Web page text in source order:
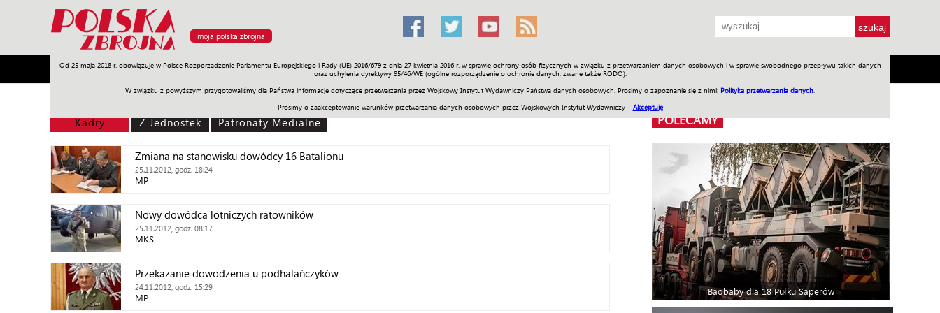
moja polska zbrojna
Od 25 maja 2018 r. obowiązuje w Polsce Rozporządzenie Parlamentu Europejskiego i Rady (UE) 2016/679 z dnia 27 kwietnia 2016 r. w sprawie ochrony osób fizycznych w związku z przetwarzaniem danych osobowych i w sprawie swobodnego przepływu takich danych
oraz uchylenia dyrektywy 95/46/WE (ogólne rozporządzenie o ochronie danych, zwane także RODO).
W związku z powyższym przygotowaliśmy dla Państwa informacje dotyczące przetwarzania przez Wojskowy Instytut Wydawniczy Państwa danych osobowych. Prosimy o zapoznanie się z nimi: Polityka przetwarzania danych
Prosimy o zaakceptowanie warunków przetwarzania danych osobowych przez Wojskowych Instytut Wydawniczy – Akceptuję
Armia Poligon Sprzęt Misje Polityka Prawo Świat Społeczność Sport Historia Galerie Wideo ENGLISH SKLEP Jednodniówki Praca w WIW
Kadry Z Jednostek Patronaty Medialne
Zmiana na stanowisku dowódcy 16 Batalionu
25.11.2012, godz. 18:24
MP
Nowy dowódca lotniczych ratowników
25.11.2012, godz. 08:17
MKS
Przekazanie dowodzenia u podhalańczyków
24.11.2012, godz. 15:29
MP
POLECAMY
Baobaby dla 18 Pułku Saperów